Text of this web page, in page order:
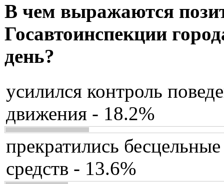
В чем выражаются
Госавтоинспекции
день?
усилился контроль
движения - 18.2%
прекратились
средств - 13.6%